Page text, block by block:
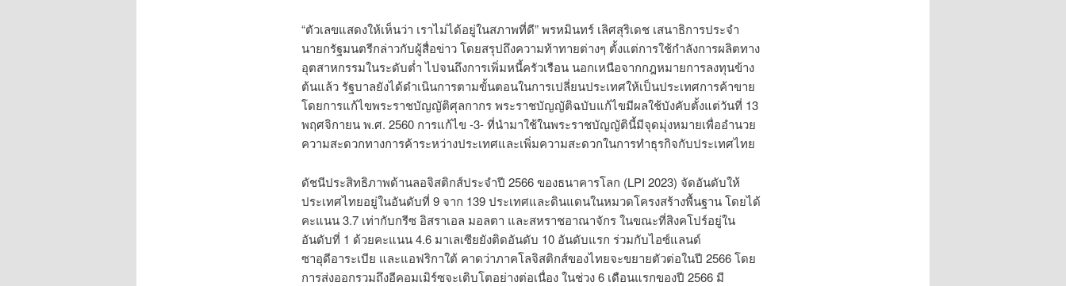
“ตัวเลขแสดงให้เห็นว่า เราไม่ได้อยู่ในสภาพที่ดี” พรหมินทร์ เลิศสุริเดช เสนาธิการประจำ
นายกรัฐมนตรีกล่าวกับผู้สื่อข่าว โดยสรุปถึงความท้าทายต่างๆ ตั้งแต่การใช้กำลังการผลิตทาง
อุตสาหกรรมในระดับต่ำ ไปจนถึงการเพิ่มหนี้ครัวเรือน นอกเหนือจากกฎหมายการลงทุนข้าง
ต้นแล้ว รัฐบาลยังได้ดำเนินการตามขั้นตอนในการเปลี่ยนประเทศให้เป็นประเทศการค้าขาย
โดยการแก้ไขพระราชบัญญัติศุลกากร พระราชบัญญัติฉบับแก้ไขมีผลใช้บังคับตั้งแต่วันที่ 13
พฤศจิกายน พ.ศ. 2560 การแก้ไข -3- ที่นำมาใช้ในพระราชบัญญัตินี้มีจุดมุ่งหมายเพื่ออำนวย
ความสะดวกทางการค้าระหว่างประเทศและเพิ่มความสะดวกในการทำธุรกิจกับประเทศไทย
ดัชนีประสิทธิภาพด้านลอจิสติกส์ประจำปี 2566 ของธนาคารโลก (LPI 2023) จัดอันดับให้
ประเทศไทยอยู่ในอันดับที่ 9 จาก 139 ประเทศและดินแดนในหมวดโครงสร้างพื้นฐาน โดยได้
คะแนน 3.7 เท่ากับกรีซ อิสราเอล มอลตา และสหราชอาณาจักร ในขณะที่สิงคโปร์อยู่ใน
อันดับที่ 1 ด้วยคะแนน 4.6 มาเลเซียยังติดอันดับ 10 อันดับแรก ร่วมกับไอซ์แลนด์
ซาอุดีอาระเบีย และแอฟริกาใต้ คาดว่าภาคโลจิสติกส์ของไทยจะขยายตัวต่อในปี 2566 โดย
การส่งออกรวมถึงอีคอมเมิร์ซจะเติบโตอย่างต่อเนื่อง ในช่วง 6 เดือนแรกของปี 2566 มี